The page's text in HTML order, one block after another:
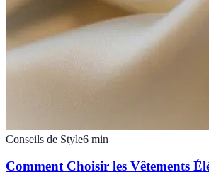
Conseils de Style6 min
Comment Choisir les Vêtements